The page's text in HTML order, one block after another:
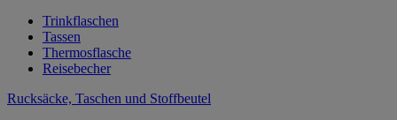
Trinkflaschen
Tassen
Thermosflasche
Reisebecher
Rucksäcke, Taschen und Stoffbeutel